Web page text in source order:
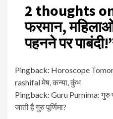
2 thoughts
फरमान,
पहनने पर पाबंदी!
Pingback: Horoscope
rashifal मेष, कन्या, कुंभ
Pingback: Guru Purnima: गुरु
जाती है गुरु पूर्णिमा?